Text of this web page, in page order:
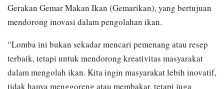
Gerakan Gemar Makan Ikan (Gemarikan), yang bertujuan
mendorong inovasi dalam pengolahan ikan.
“Lomba ini bukan sekadar mencari pemenang atau resep
terbaik, tetapi untuk mendorong kreativitas masyarakat
dalam mengolah ikan. Kita ingin masyarakat lebih inovatif,
tidak hanya menggoreng atau membakar, tetapi juga